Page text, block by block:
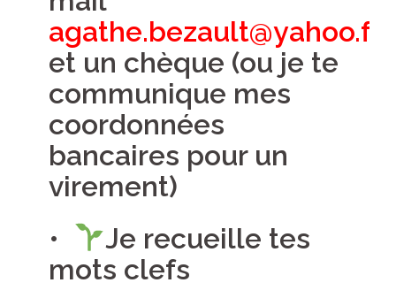
agathe.bezault@yahoo.fr
et un chèque (ou je te
communique mes
coordonnées
bancaires pour un
virement)
•
Je recueille tes
mots clefs